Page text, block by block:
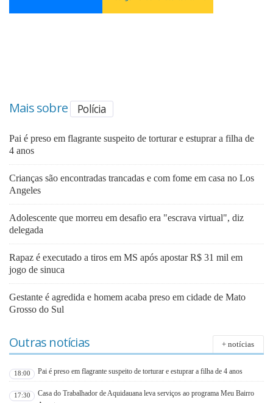
Mais sobre Polícia
Pai é preso em flagrante suspeito de torturar e estuprar a filha de
4 anos
Crianças são encontradas trancadas e com fome em casa no Los
Angeles
Adolescente que morreu em desafio era "escrava virtual", diz
delegada
Rapaz é executado a tiros em MS após apostar R$ 31 mil em
jogo de sinuca
Gestante é agredida e homem acaba preso em cidade de Mato
Grosso do Sul
Outras notícias + notícias
18:00 Pai é preso em flagrante suspeito de torturar e estuprar a filha de 4 anos
17:30
Casa do Trabalhador de Aquidauana leva serviços ao programa Meu Bairro